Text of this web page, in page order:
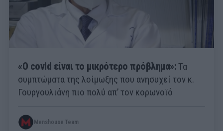
«Ο covid είναι το μικρότερο πρόβλημα»:Τα
συμπτώματα της λοίμωξης που ανησυχεί τον κ.
Γουργουλιάνη πιο πολύ απ’ τον κορωνοϊό
Menshouse Team